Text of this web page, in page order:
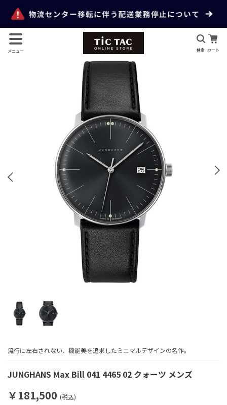
メニュー 検索 カート
JUNGHANS Max Bill 041 4465 02 クォーツ メンズ
流行に左右されない、機能美を追求したミニマルデザインの名作。
￥181,500 (税込)